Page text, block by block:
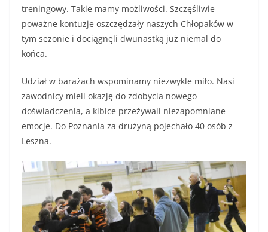
treningowy. Takie mamy możliwości. Szczęśliwie
poważne kontuzje oszczędzały naszych Chłopaków w
tym sezonie i dociągnęli dwunastką już niemal do
końca.
Udział w barażach wspominamy niezwykle miło. Nasi
zawodnicy mieli okazję do zdobycia nowego
doświadczenia, a kibice przeżywali niezapomniane
emocje. Do Poznania za drużyną pojechało 40 osób z
Leszna.